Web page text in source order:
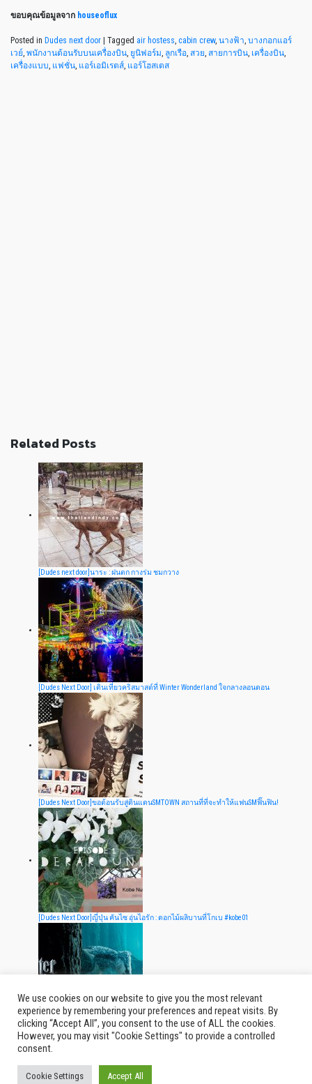
ขอบคุณข้อมูลจาก houseoflux
Posted in Dudes next door Tagged air hostess, cabin crew, นางฟ้า, บางกอกแอร์
เวย์, พนักงานต้อนรับบนเครื่องบิน, ยูนิฟอร์ม, ลูกเรือ, สวย, สายการบิน, เครื่องบิน,
เครื่องแบบ, แฟชั่น, แอร์เอมิเรตส์, แอร์โฮสเตส
Related Posts
[Dudes next door]นาระ : ฝนตก กางร่ม ชมกวาง
[Dudes Next Door] เดินเที่ยวคริสมาสต์ที่ Winter Wonderland ใจกลางลอนดอน
[Dudes Next Door]ขอต้อนรับสู่ดินแดนSMTOWN สถานที่ที่จะทำให้แฟนSMฟิ๊นฟิน!
[Dudes Next Door]ญี่ปุ่น คันไซ อุ่นไอรัก : ดอกไม้ผลิบานที่โกเบ #kobe01
[Dudes Next Door]พาเที่ยวป่าต้องห้าม ในแฮร์รี่ พอตเตอร์ ณ warner studio! [ภาค1]
We use cookies on our website to give you the most relevant
experience by remembering your preferences and repeat visits. By
clicking “Accept All”, you consent to the use of ALL the cookies.
However, you may visit "Cookie Settings" to provide a controlled
consent.
Cookie Settings Accept All